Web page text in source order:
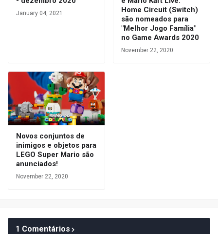
January 04, 2021
Home Circuit (Switch)
são nomeados para
"Melhor Jogo Família"
no Game Awards 2020
November 22, 2020
Novos conjuntos de
inimigos e objetos para
LEGO Super Mario são
anunciados!
November 22, 2020
1 Comentários